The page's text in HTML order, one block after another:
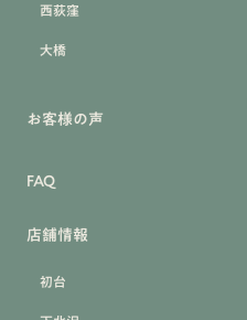
西荻窪
大橋
お客様の声
FAQ
店舗情報
初台